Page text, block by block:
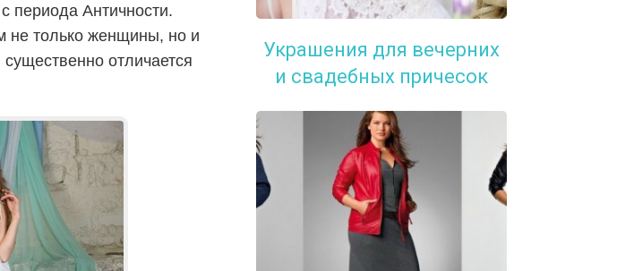
периода Античности.
не только женщины, но и
отличается
Украшения для вечерних
и свадебных причесок